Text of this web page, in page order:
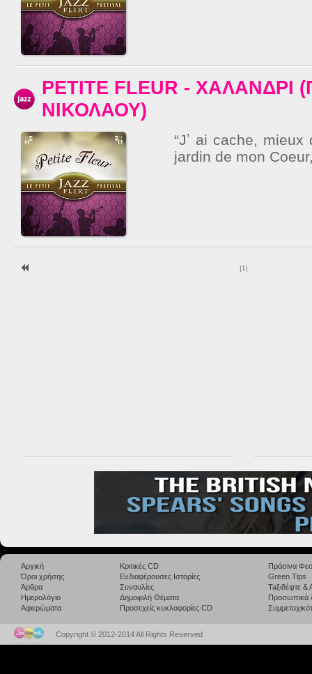
PETITE FLEUR - ΧΑΛΑΝΔΡΙ
ΝΙΚΟΛΑΟΥ)
“Jʼ ai cache,
jardin de mon
1
Αρχική
Όροι χρήσης
Άρθρα
Ημερολόγιο
Αφιερώματα
Κριτικές CD
Ενδιαφέρουσες Ιστορίες
Συναυλίες
Δημοφιλή Θέματα
Προσεχείς κυκλοφορίες CD
Πράσινα
Green Tips
Taξιδέψτε
Προσωπικά
Copyright © 2012-2014 All Rights Reserved